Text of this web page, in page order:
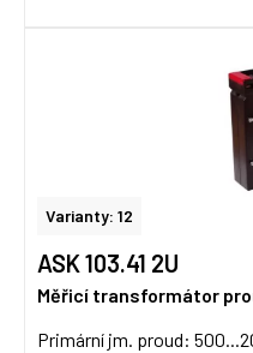
Varianty: 12
ASK 103.41 2U
Měřicí transformátor
Primární jm. proud: